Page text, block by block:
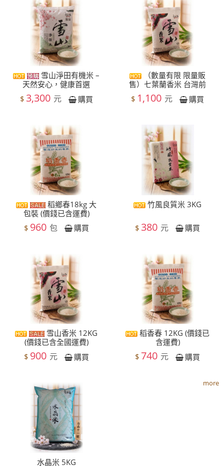
雪山淨田有機米 –
天然安心，健康首選
$ 3,300 元 購買
（數量有限 限量販
售）七葉蘭香米 台灣前
$ 1,100 元 購買
稻鄉春18kg 大
包裝 (價錢已含運費)
$ 960 包 購買
竹風良質米 3KG
$ 380 元 購買
雪山香米 12KG
(價錢已含全國運費)
$ 900 元 購買
稻香春 12KG (價錢已
含運費)
$ 740 元 購買
水晶米 5KG
more